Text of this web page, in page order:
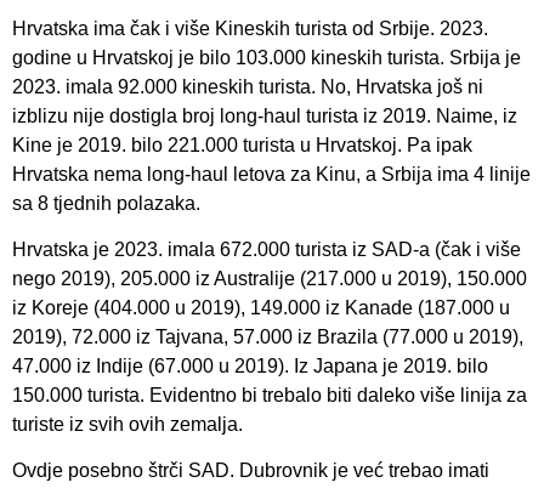
Hrvatska ima čak i više Kineskih turista od Srbije. 2023.
godine u Hrvatskoj je bilo 103.000 kineskih turista. Srbija je
2023. imala 92.000 kineskih turista. No, Hrvatska još ni
izblizu nije dostigla broj long-haul turista iz 2019. Naime, iz
Kine je 2019. bilo 221.000 turista u Hrvatskoj. Pa ipak
Hrvatska nema long-haul letova za Kinu, a Srbija ima 4 linije
sa 8 tjednih polazaka.
Hrvatska je 2023. imala 672.000 turista iz SAD-a (čak i više
nego 2019), 205.000 iz Australije (217.000 u 2019), 150.000
iz Koreje (404.000 u 2019), 149.000 iz Kanade (187.000 u
2019), 72.000 iz Tajvana, 57.000 iz Brazila (77.000 u 2019),
47.000 iz Indije (67.000 u 2019). Iz Japana je 2019. bilo
150.000 turista. Evidentno bi trebalo biti daleko više linija za
turiste iz svih ovih zemalja.
Ovdje posebno štrči SAD. Dubrovnik je već trebao imati